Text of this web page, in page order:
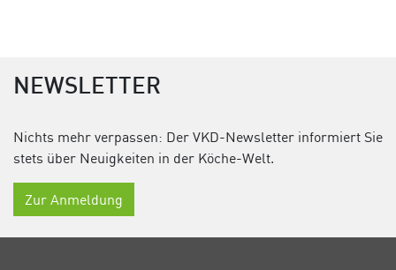
NEWSLETTER
Nichts mehr verpassen: Der VKD-Newsletter informiert Sie
stets über Neuigkeiten in der Köche-Welt.
Zur Anmeldung